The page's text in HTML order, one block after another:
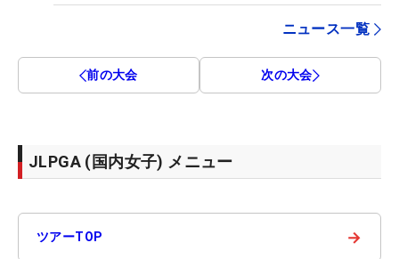
ニュース一覧
前の大会 次の大会
JLPGA (国内女子) メニュー
ツアーTOP →